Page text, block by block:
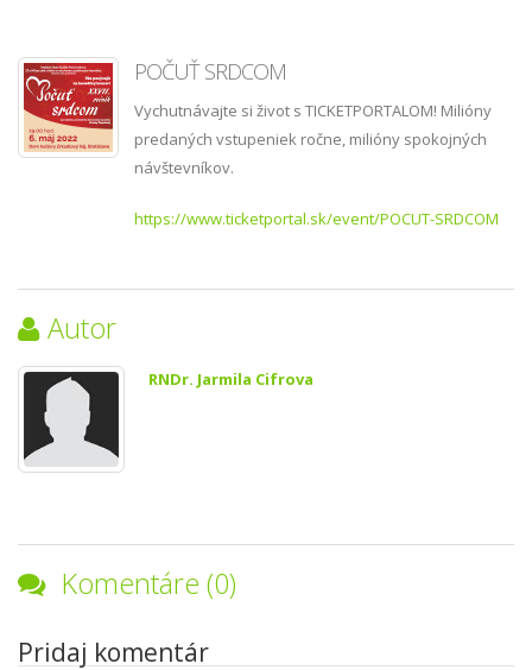
POČUŤ SRDCOM
Vychutnávajte si život s TICKETPORTALOM! Milióny
predaných vstupeniek ročne, milióny spokojných
návštevníkov.
https://www.ticketportal.sk/event/POCUT-SRDCOM
Autor
RNDr. Jarmila Cifrova
Komentáre (0)
Pridaj komentár